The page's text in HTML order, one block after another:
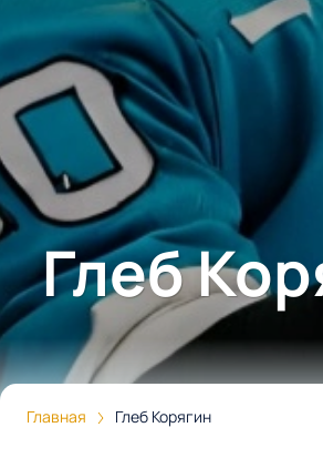
Глеб
Главная Глеб Корягин